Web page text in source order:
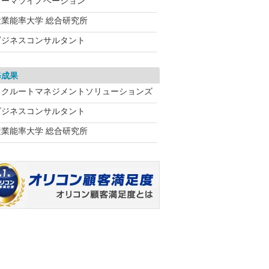
能率大学 総合研究所
ネスコンサルタント
果
ルートマネジメントソリューションズ
ネスコンサルタント
能率大学 総合研究所